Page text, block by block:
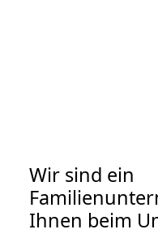
Wir sind ein
Ihnen beim